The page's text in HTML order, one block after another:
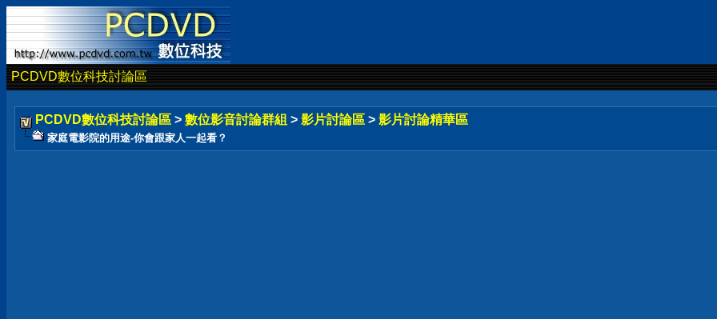
PCDVD數位科技討論區
PCDVD數位科技討論區 > 數位影音討論群組 > 影片討論區 > 影片討論精華區
家庭電影院的用途-你會跟家人一起看？